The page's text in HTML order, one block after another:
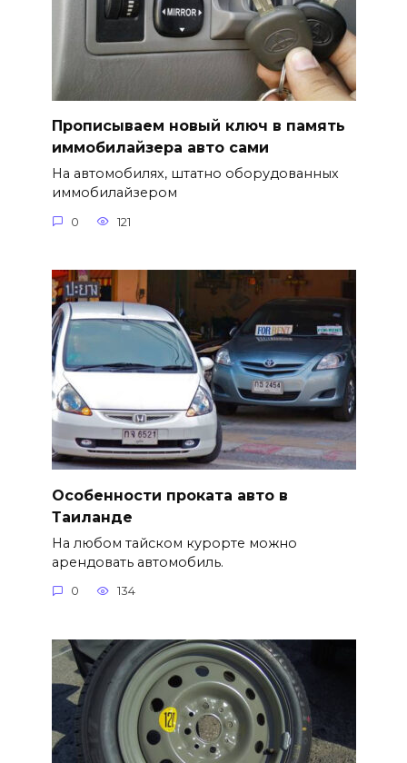
Прописываем новый ключ в память
иммобилайзера авто сами
На автомобилях, штатно оборудованных
иммобилайзером
0 121
Особенности проката авто в
Таиланде
На любом тайском курорте можно
арендовать автомобиль.
0 134